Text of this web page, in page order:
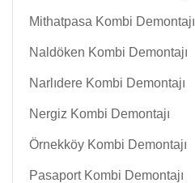
Mithatpasa Kombi Demontajı
Naldöken Kombi Demontajı
Narlıdere Kombi Demontajı
Nergiz Kombi Demontajı
Örnekköy Kombi Demontajı
Pasaport Kombi Demontajı